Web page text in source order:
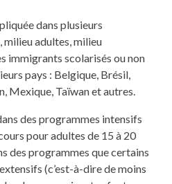
dans plusieurs
adultes, milieu
immigrants scolarisés ou non
pays : Belgique, Brésil,
Mexique, Taïwan et autres.
des programmes intensifs
pour adultes de 15 à 20
des programmes que certains
(c’est-à-dire de moins